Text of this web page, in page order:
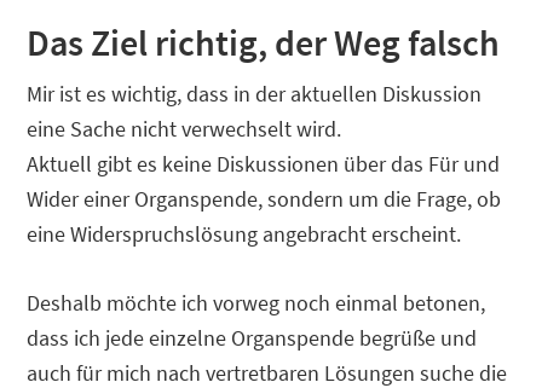
Das Ziel richtig, der Weg falsch
Mir ist es wichtig, dass in der aktuellen Diskussion
eine Sache nicht verwechselt wird.
Aktuell gibt es keine Diskussionen über das Für und
Wider einer Organspende, sondern um die Frage, ob
eine Widerspruchslösung angebracht erscheint.
Deshalb möchte ich vorweg noch einmal betonen,
dass ich jede einzelne Organspende begrüße und
auch für mich nach vertretbaren Lösungen suche die